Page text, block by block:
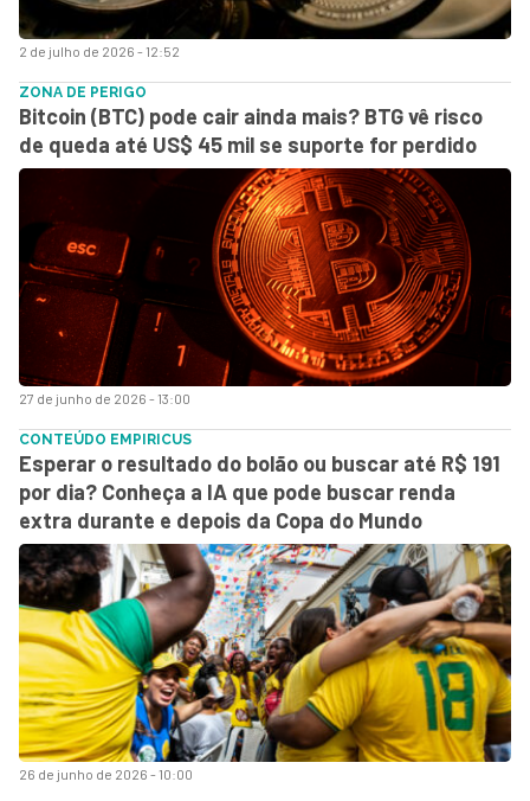
2 de julho de 2026 - 12:52
27 de junho de 2026 - 13:00
ZONA DE PERIGO
Bitcoin (BTC) pode cair ainda mais? BTG vê risco
de queda até US$ 45 mil se suporte for perdido
26 de junho de 2026 - 10:00
CONTEÚDO EMPIRICUS
Esperar o resultado do bolão ou buscar até R$ 191
por dia? Conheça a IA que pode buscar renda
extra durante e depois da Copa do Mundo